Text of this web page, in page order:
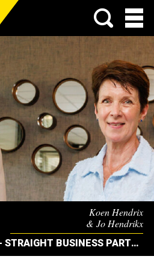
Menu
Koen Hendrix
& Jo Hendrikx
VKW - STRAIGHT BUSINESS PARTNERS